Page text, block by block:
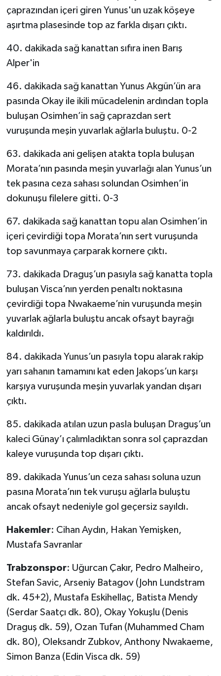
çaprazından içeri giren Yunus'un uzak köşeye
aşırtma plasesinde top az farkla dışarı çıktı.
40. dakikada sağ kanattan sıfıra inen Barış
Alper'in
46. dakikada sağ kanattan Yunus Akgün’ün ara
pasında Okay ile ikili mücadelenin ardından topla
buluşan Osimhen’in sağ çaprazdan sert
vuruşunda meşin yuvarlak ağlarla buluştu. 0-2
63. dakikada ani gelişen atakta topla buluşan
Morata’nın pasında meşin yuvarlağı alan Yunus’un
tek pasına ceza sahası solundan Osimhen’in
dokunuşu filelere gitti. 0-3
67. dakikada sağ kanattan topu alan Osimhen’in
içeri çevirdiği topa Morata’nın sert vuruşunda
top savunmaya çarparak kornere çıktı.
73. dakikada Draguş’un pasıyla sağ kanatta topla
buluşan Visca’nın yerden penaltı noktasına
çevirdiği topa Nwakaeme’nin vuruşunda meşin
yuvarlak ağlarla buluştu ancak ofsayt bayrağı
kaldırıldı.
84. dakikada Yunus’un pasıyla topu alarak rakip
yarı sahanın tamamını kat eden Jakops’un karşı
karşıya vuruşunda meşin yuvarlak yandan dışarı
çıktı.
85. dakikada atılan uzun pasla buluşan Draguş’un
kaleci Günay’ı çalımladıktan sonra sol çaprazdan
kaleye vuruşunda top dışarı çıktı.
89. dakikada Yunus’un ceza sahası soluna uzun
pasına Morata’nın tek vuruşu ağlarla buluştu
ancak ofsayt nedeniyle gol geçersiz sayıldı.
Hakemler: Cihan Aydın, Hakan Yemişken,
Mustafa Savranlar
Trabzonspor: Uğurcan Çakır, Pedro Malheiro,
Stefan Savic, Arseniy Batagov (John Lundstram
dk. 45+2), Mustafa Eskihellaç, Batista Mendy
(Serdar Saatçı dk. 80), Okay Yokuşlu (Denis
Draguş dk. 59), Ozan Tufan (Muhammed Cham
dk. 80), Oleksandr Zubkov, Anthony Nwakaeme,
Simon Banza (Edin Visca dk. 59)